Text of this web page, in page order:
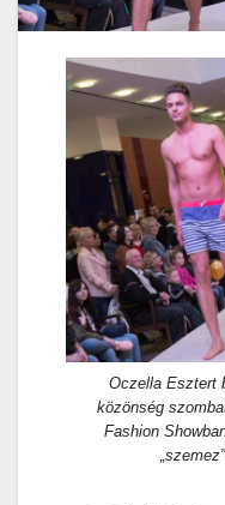
Oczella Esztert
közönség
Fashion